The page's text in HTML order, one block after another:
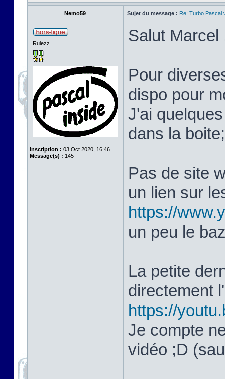
Nemo59 Sujet du message : Re: Turbo Pascal
Rulezz
Inscription : 03 Oct 2020, 16:46
Message(s) : 145
Salut Marcel
Pour
dispo pour
J'ai
dans la
Pas de site
un lien sur
https://
un peu le
La petite
directement
https://
Je compte
vidéo ;D